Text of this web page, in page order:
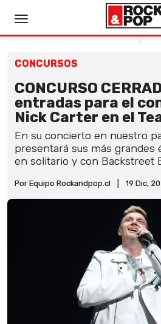
CONCURSOS
CONCURSO
entradas para el
Nick Carter en el
En su concierto en nuestro
presentará sus más grandes
en solitario y con Backstreet
Por Equipo Rockandpop.cl 19 Dic,